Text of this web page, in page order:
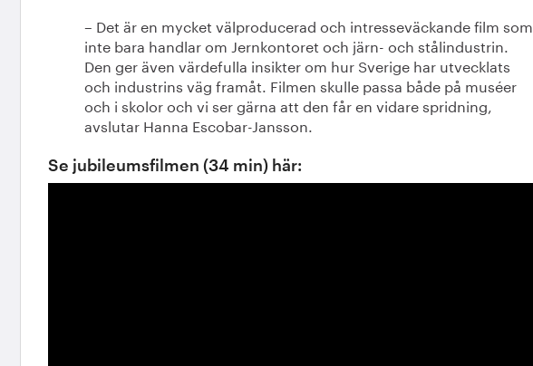
– Det är en mycket välproducerad och intresseväckande film som
inte bara handlar om Jernkontoret och järn- och stålindustrin.
Den ger även värdefulla insikter om hur Sverige har utvecklats
och industrins väg framåt. Filmen skulle passa både på muséer
och i skolor och vi ser gärna att den får en vidare spridning,
avslutar Hanna Escobar-Jansson.
Se jubileumsfilmen (34 min) här: